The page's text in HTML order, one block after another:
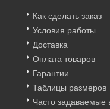
Как сделать заказ
Условия работы
Доставка
Оплата товаров
Гарантии
Таблицы размеров
Часто задаваемые